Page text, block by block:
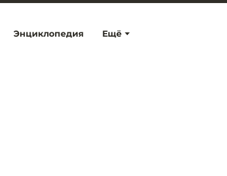
Ещё
Энциклопедия